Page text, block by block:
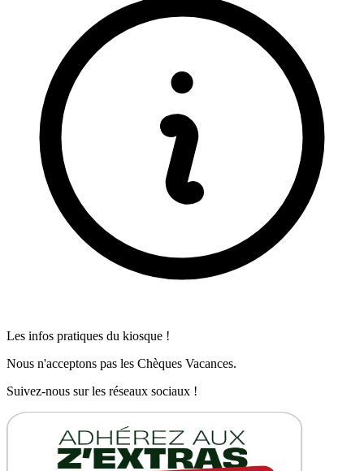
Les infos pratiques du kiosque !
Nous n'acceptons pas les Chèques Vacances.
Suivez-nous sur les réseaux sociaux !